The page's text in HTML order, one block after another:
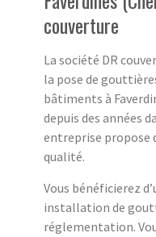
couverture
La société DR
la pose de
bâtiments à
depuis des années
entreprise propose
qualité.
Vous bénéficierez
installation de
réglementation.